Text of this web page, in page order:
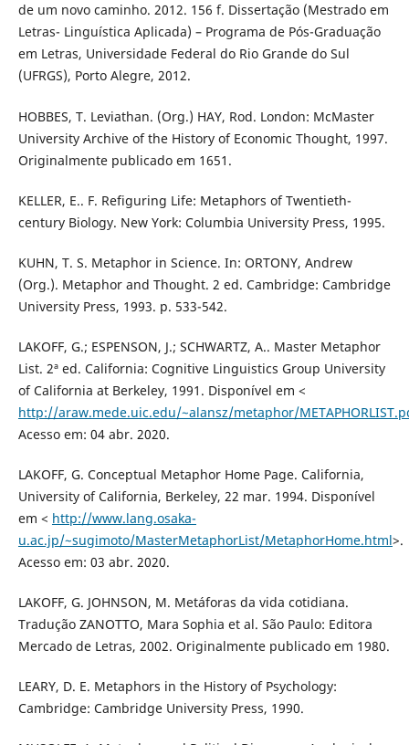
de um novo caminho. 2012. 156 f. Dissertação (Mestrado em
Letras- Linguística Aplicada) – Programa de Pós-Graduação
em Letras, Universidade Federal do Rio Grande do Sul
(UFRGS), Porto Alegre, 2012.
HOBBES, T. Leviathan. (Org.) HAY, Rod. London: McMaster
University Archive of the History of Economic Thought, 1997.
Originalmente publicado em 1651.
KELLER, E.. F. Refiguring Life: Metaphors of Twentieth-
century Biology. New York: Columbia University Press, 1995.
KUHN, T. S. Metaphor in Science. In: ORTONY, Andrew
(Org.). Metaphor and Thought. 2 ed. Cambridge: Cambridge
University Press, 1993. p. 533-542.
LAKOFF, G.; ESPENSON, J.; SCHWARTZ, A.. Master Metaphor
List. 2ª ed. California: Cognitive Linguistics Group University
of California at Berkeley, 1991. Disponível em <
http://araw.mede.uic.edu/~alansz/metaphor/
Acesso em: 04 abr. 2020.
LAKOFF, G. Conceptual Metaphor Home Page. California,
University of California, Berkeley, 22 mar. 1994. Disponível
em < http://www.lang.osaka-
u.ac.jp/~sugimoto/MasterMetaphorList/MetaphorHome.html>.
Acesso em: 03 abr. 2020.
LAKOFF, G. JOHNSON, M. Metáforas da vida cotidiana.
Tradução ZANOTTO, Mara Sophia et al. São Paulo: Editora
Mercado de Letras, 2002. Originalmente publicado em 1980.
LEARY, D. E. Metaphors in the History of Psychology:
Cambridge: Cambridge University Press, 1990.